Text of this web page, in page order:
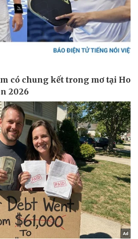
Công nghệ
Sành điệu
Tin Công nghệ
Trải nghiệm
Chuyển đổi số